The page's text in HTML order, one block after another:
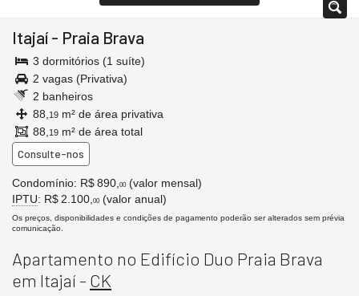
Itajaí - Praia Brava
3 dormitórios (1 suíte)
2 vagas (Privativa)
2 banheiros
88, 19 m² de área privativa
88, 19 m² de área total
Consulte-nos
Condomínio: R$ 890, 00 (valor mensal)
IPTU: R$ 2.100, 00 (valor anual)
Os preços, disponibilidades e condições de pagamento poderão ser alterados sem prévia
comunicação.
Apartamento no Edifício Duo Praia Brava
em Itajaí - CK